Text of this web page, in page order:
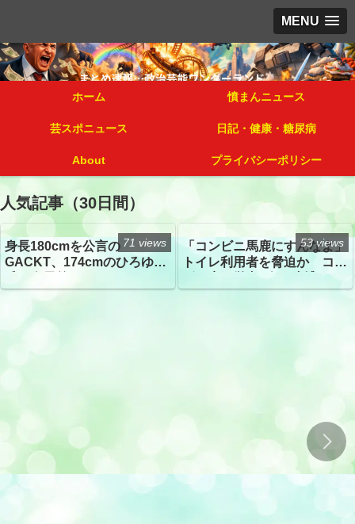
MENU
ホーム 憤まんニュース
芸スポニュース 日記・健康・糖尿病
About プライバシーポリシー
人気記事（30日間）
身長180cmを公言の
GACKT、174cmのひろゆき
トざわつき イベントでの写
71 views
「コンビニ馬鹿にすんなよ」
トイレ利用者を脅迫か コン
53 views